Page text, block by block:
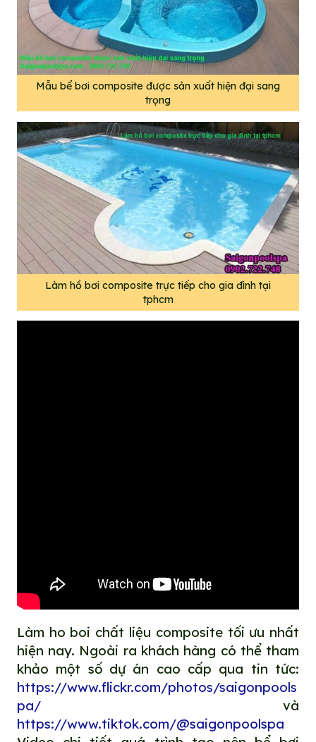
Mẫu bể bơi composite được sản xuất hiện đại sang
trọng
Làm hồ bơi composite trực tiếp cho gia đình tại
tphcm
Làm ho boi chất liệu composite tối ưu nhất
hiện nay. Ngoài ra khách hàng có thể tham
khảo một số dự án cao cấp qua tin tức:
https://www.flickr.com/photos/saigonpools
pa/và
https://www.tiktok.com/@saigonpoolspa